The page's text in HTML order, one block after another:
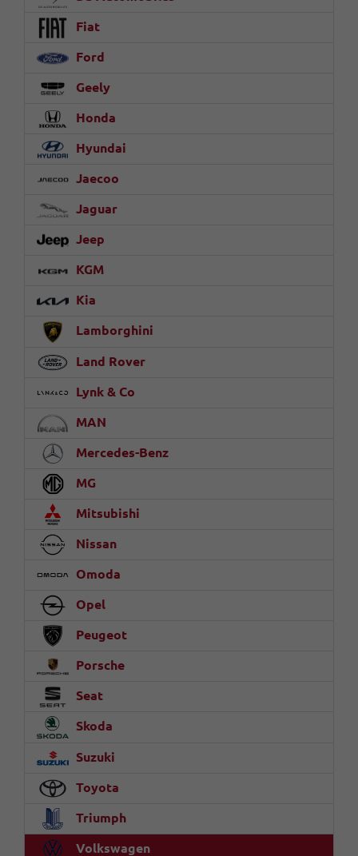
Fiat
Ford
Geely
Honda
Hyundai
Jaecoo
Jaguar
Jeep
KGM
Kia
Lamborghini
Land Rover
Lynk & Co
MAN
Mercedes-Benz
MG
Mitsubishi
Nissan
Omoda
Opel
Peugeot
Porsche
Seat
Skoda
Suzuki
Toyota
Triumph
Volkswagen